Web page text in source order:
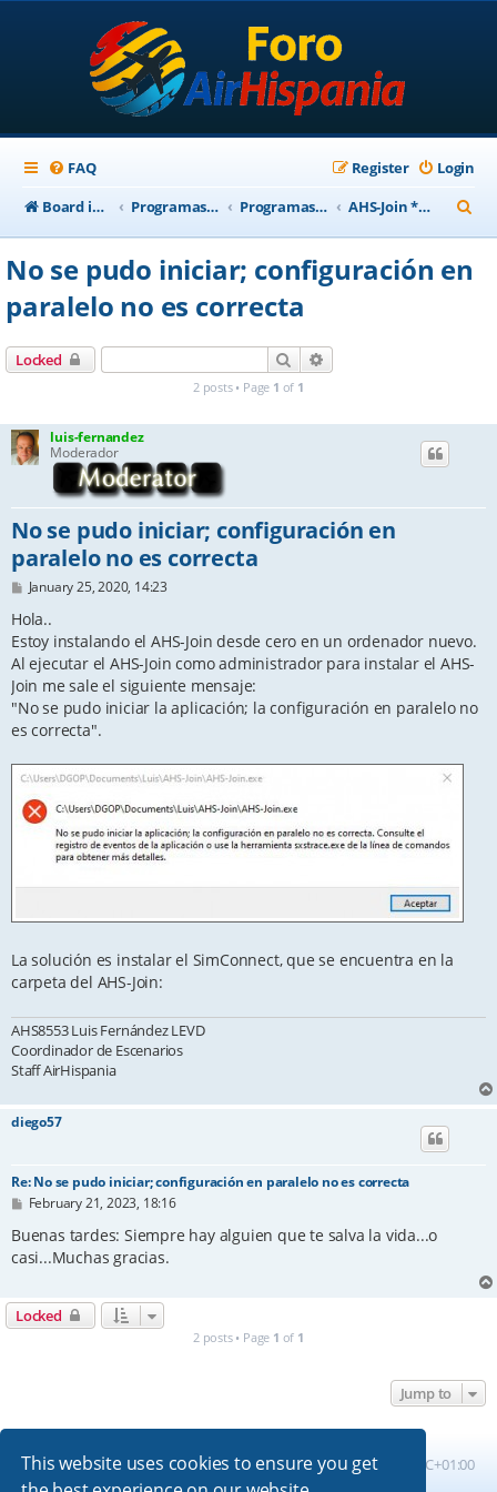
This website uses cookies to ensure you get
FAQ Login
Register
Board index
Programas Base AirHispania Programas Obsoletos AHS-Join *** Obsoleto ***
e
No se pudo iniciar; configuración en
paralelo no es correcta
Locked Search
2 posts • Page 1 of 1
luis-fernandez
Moderador
No se pudo iniciar; configuración en
paralelo no es correcta
P
s
January 25, 2020, 14:23
Hola..
Estoy instalando el AHS-Join desde cero en un ordenador nuevo.
Al ejecutar el AHS-Join como administrador para instalar el AHS-
Join me sale el siguiente mensaje:
"No se pudo iniciar la aplicación; la configuración en paralelo no
es correcta".
La solución es instalar el SimConnect, que se encuentra en la
carpeta del AHS-Join:
AHS8553 Luis Fernández LEVD
Coordinador de Escenarios
Staff AirHispania
diego57
Re: No se pudo iniciar; configuración en paralelo no es correcta
P
s
February 21, 2023, 18:16
Buenas tardes: Siempre hay alguien que te salva la vida...o
casi...Muchas gracias.
Locked
2 posts • Page 1 of 1
Jump to
Board index All times are UTC+01:00